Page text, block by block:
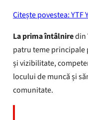
Citește povestea: YTF
La prima întâlniredin
patru teme
și vizibilitate,
locului de muncă și
comunitate.